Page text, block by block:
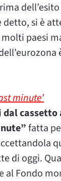
si è
paesi
minute’
fatta
di oggi.
al Fondo